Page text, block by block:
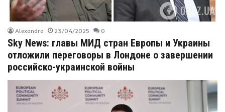
Alexandra 23/04/2025 0
Sky News: главы МИД стран Европы и Украины
отложили переговоры в Лондоне о завершении
российско-украинской войны